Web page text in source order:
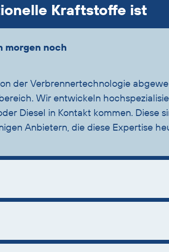
Kraftstoffe ist
morgen noch
der Verbrennertechnologie
Wir entwickeln
Diesel in Kontakt kommen. Diese
Anbietern, die diese Expertise